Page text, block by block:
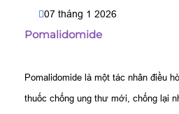
07 tháng 1 2026
Pomalidomide
Pomalidomide là một tác nhân điều
thuốc chống ung thư mới, chống lại